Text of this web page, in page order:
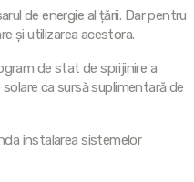
de energie al țării. Dar pentru
și utilizarea acestora.
de stat de sprijinire a
ca sursă suplimentară de
instalarea sistemelor